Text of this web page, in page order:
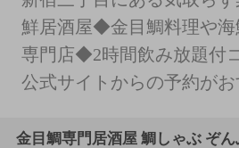
鮮居酒屋◆金目鯛料理や海
専門店◆2時間飲み放題付
公式サイトからの予約が
金目鯛専門居酒屋 鯛しゃぶ ぞ